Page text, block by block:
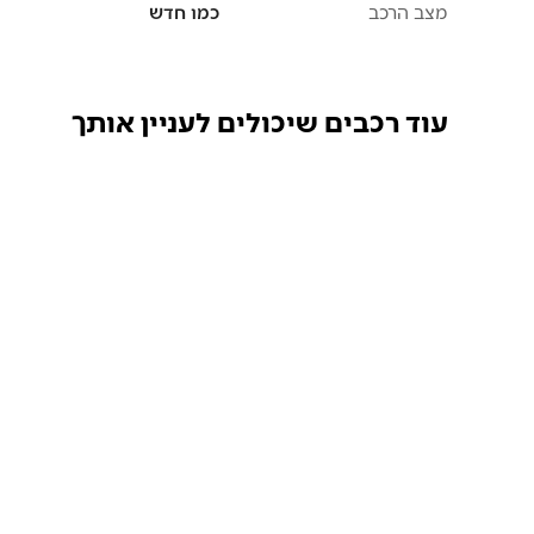
מצב הרכב כמו חדש
עוד רכבים שיכולים לעניין אותך